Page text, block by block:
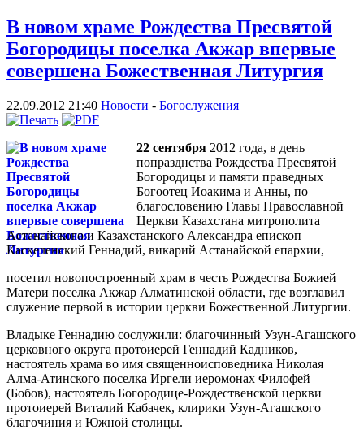
В новом храме Рождества Пресвятой
Богородицы поселка Акжар впервые
совершена Божественная Литургия
22.09.2012 21:40 Новости - Богослужения
22 сентября 2012 года, в день
попразднства Рождества Пресвятой
Богородицы и памяти праведных
Богоотец Иоакима и Анны, по
благословению Главы Православной
Церкви Казахстана митрополита
Астанайского и Казахстанского Александра епископ
Каскеленский Геннадий, викарий Астанайской епархии,
посетил новопостроенный храм в честь Рождества Божией
Матери поселка Акжар Алматинской области, где возглавил
служение первой в истории церкви Божественной Литургии.
Владыке Геннадию сослужили: благочинный Узун-Агашского
церковного округа протоиерей Геннадий Кадников,
настоятель храма во имя священноисповедника Николая
Алма-Атинского поселка Иргели иеромонах Филофей
(Бобов), настоятель Богородице-Рождественской церкви
протоиерей Виталий Кабачек, клирики Узун-Агашского
благочиния и Южной столицы.